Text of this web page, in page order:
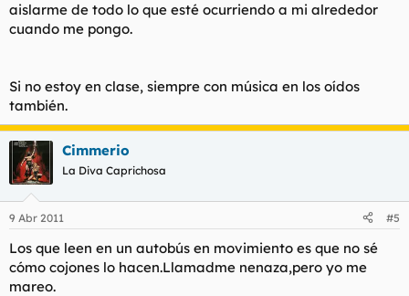
aislarme de todo lo que esté ocurriendo a mi alrededor
cuando me pongo.
Si no estoy en clase, siempre con música en los oídos
también.
Cimmerio
La Diva Caprichosa
9 Abr 2011 #5
Los que leen en un autobús en movimiento es que no sé
cómo cojones lo hacen.Llamadme nenaza,pero yo me
mareo.